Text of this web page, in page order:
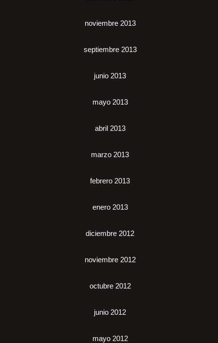
noviembre 2013
septiembre 2013
junio 2013
mayo 2013
abril 2013
marzo 2013
febrero 2013
enero 2013
diciembre 2012
noviembre 2012
octubre 2012
junio 2012
mayo 2012